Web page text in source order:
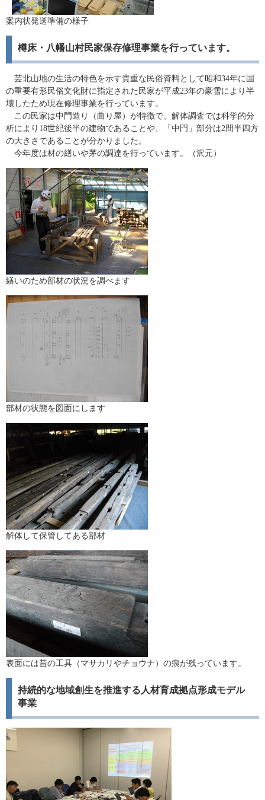
案内状発送準備の様子
樽床・八幡山村民家保存修理事業を行っています。
芸北山地の生活の特色を示す貴重な民俗資料として昭和34年に国
の重要有形民俗文化財に指定された民家が平成23年の豪雪により半
壊したため現在修理事業を行っています。
この民家は中門造り（曲り屋）が特徴で、解体調査では科学的分
析により18世紀後半の建物であることや、「中門」部分は2間半四方
の大きさであることが分かりました。
今年度は材の繕いや茅の調達を行っています。（沢元）
繕いのため部材の状況を調べます
部材の状態を図面にします
解体して保管してある部材
表面には昔の工具（マサカリやチョウナ）の痕が残っています。
持続的な地域創生を推進する人材育成拠点形成モデル
事業